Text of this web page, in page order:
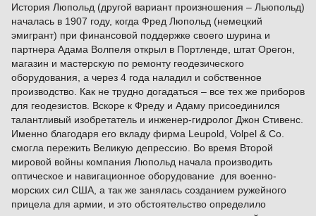
История Люпольд (другой вариант произношения – Льюпольд)
началась в 1907 году, когда Фред Люпольд (немецкий
эмигрант) при финансовой поддержке своего шурина и
партнера Адама Волпеля открыл в Портленде, штат Орегон,
магазин и мастерскую по ремонту геодезического
оборудования, а через 4 года наладил и собственное
производство. Как не трудно догадаться – все тех же приборов
для геодезистов. Вскоре к Фреду и Адаму присоединился
талантливый изобретатель и инженер-гидролог Джон Стивенс.
Именно благодаря его вкладу фирма Leupold, Volpel & Co.
смогла пережить Великую депрессию. Во время Второй
мировой войны компания Люпольд начала производить
оптическое и навигационное оборудование для военно-
морских сил США, а так же занялась созданием ружейного
прицела для армии, и это обстоятельство определило